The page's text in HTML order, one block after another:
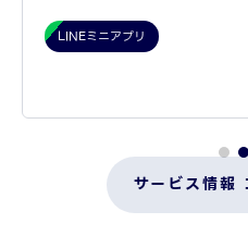
LINEミニアプリ
サービス情報